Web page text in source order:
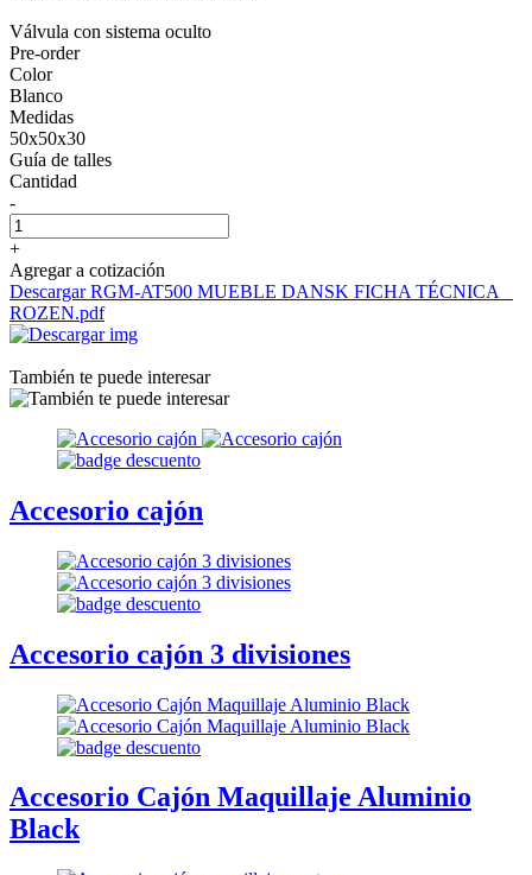
Válvula con sistema oculto
Pre-order
Color
Blanco
Medidas
50x50x30
Guía de talles
Cantidad
-
+
Agregar a cotización
Descargar RGM-AT500 MUEBLE DANSK FICHA TÉCNICA _
ROZEN.pdf
También te puede interesar
Accesorio cajón
Accesorio cajón 3 divisiones
Accesorio Cajón Maquillaje Aluminio
Black